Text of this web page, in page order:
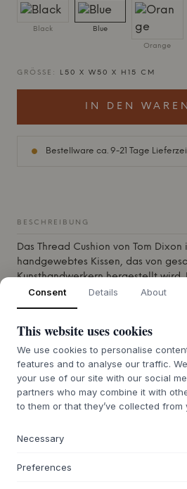
Black Blue
Orange
GRÖSSE: L50 X W50 X H15 CM
IN DEN
Bestellware ca. 9-21 Tage
BESCHREIBUNG
Das Thread Cushion von Tom Dixon
handgewebtes Kissen, das von
Kunsthandwerkern hergestellt wird.
jedem Sofa oder Sessel Textur und
ein unverzichtbares Möbelstück in
jedem Geschmack und jeder
Material:70% Wolle / 30%
Spezifikationen:Öko-Tex
Pflegehinweise:Nur chemisch
FRAGE ZU DIESEM PRODUKT?
Consent Details About
This website uses cookies
We use cookies to personalise
features and to analyse our traffic.
your use of our site with our social
partners who may combine it with
to them or that they’ve collected
Necessary
Preferences